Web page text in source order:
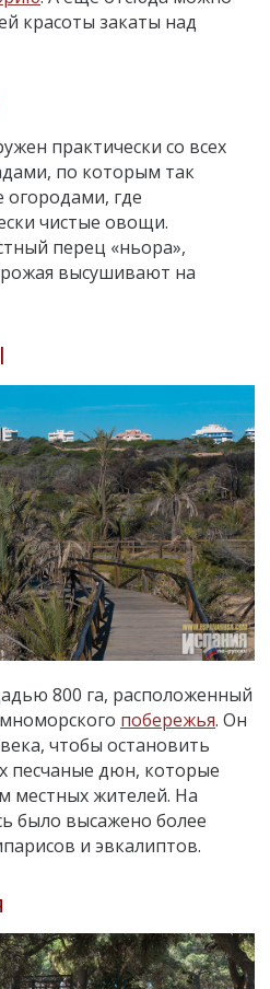
красоты закаты над
практически со всех
по которым так
огородами, где
чистые овощи.
перец «ньора»,
высушивают на
800 га, расположенный
побережья. Он
чтобы остановить
песчаные дюн, которые
местных жителей. На
было высажено более
и эвкалиптов.